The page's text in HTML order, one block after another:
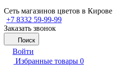
Сеть магазинов цветов в Кирове
+7 8332 59-99-99
Заказать звонок
Поиск
Войти
Избранные товары 0